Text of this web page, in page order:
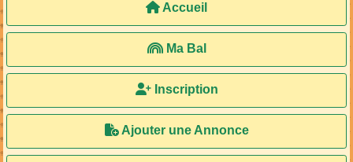
Accueil
Ma Bal
Inscription
Ajouter une Annonce